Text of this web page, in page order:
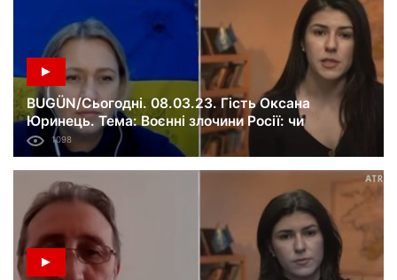
BUGÜN/Сьогодні. 08.03.23. Гість Оксана
Юринець. Тема: Воєнні злочини Росії: чи
дочекаються українці Нюрнберзького процесу –
2.
1098